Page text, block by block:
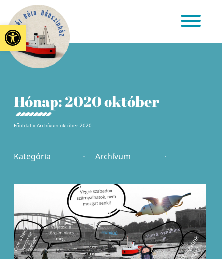
Eszköztár megnyitása
Hónap:2020 október
Főoldal »Archívum október 2020
Kategória Archívum